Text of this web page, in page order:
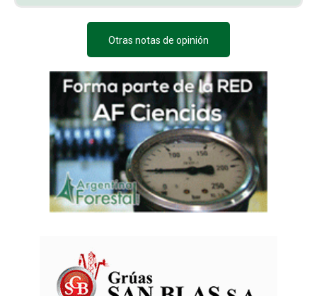
Otras notas de opinión